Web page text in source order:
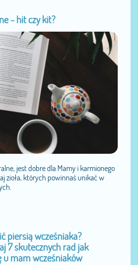
- hit czy kit?
jest dobre dla Mamy i karmionego
zioła, których powinnaś unikać w
piersią wcześniaka?
7 skutecznych rad jak
u mam wcześniaków